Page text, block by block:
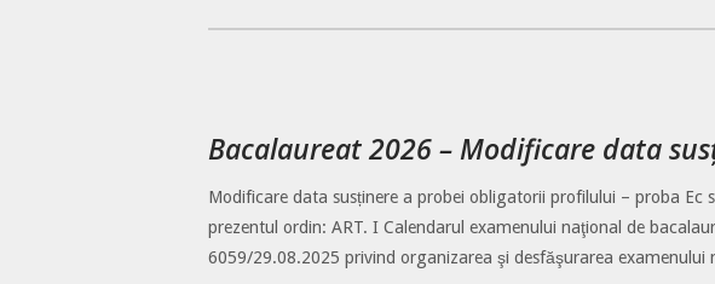
Bacalaureat 2026 – Modificare data
Modificare data susținere a probei obligatorii profilului – proba
prezentul ordin: ART. I Calendarul examenului naţional de
6059/29.08.2025 privind organizarea şi desfăşurarea